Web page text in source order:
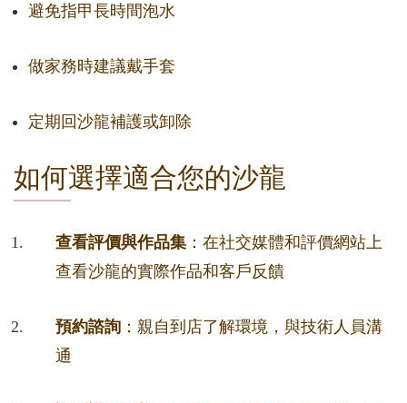
避免指甲長時間泡水
做家務時建議戴手套
定期回沙龍補護或卸除
如何選擇適合您的沙龍
查看評價與作品集 ：在社交媒體和評價網站上
查看沙龍的實際作品和客戶反饋
預約諮詢 ：親自到店了解環境，與技術人員溝
通